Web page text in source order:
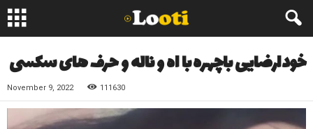
خودارضایی باچهره با اه و ناله و حرف های سکسی
November 9, 2022 111630